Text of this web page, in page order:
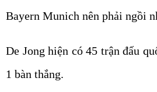
Bayern Munich nên phải ngồi
De Jong hiện có 45 trận đấu
1 bàn thắng.